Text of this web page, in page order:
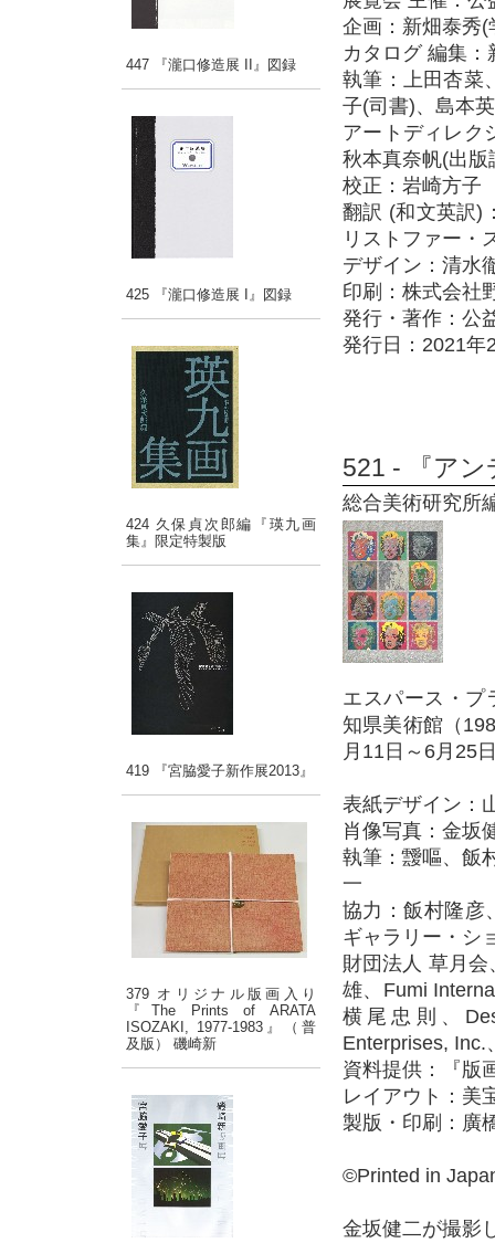
447 『瀧口修造展 II』図録
425 『瀧口修造展 I』図録
424 久保貞次郎編『瑛九画
集』限定特製版
419 『宮脇愛子新作展2013』
379 オリジナル版画入り
『The Prints of ARATA
ISOZAKI, 1977-1983』（普
及版） 磯崎新
企画：新畑泰秀
カタログ 編集
執筆：上田杏菜
子(司書)、島本
アートディレク
秋本真奈帆(出版
校正：岩崎方子
翻訳 (和文英訳)
リストファー・
デザイン：清水
印刷：株式会社
発行・著作：公
発行日：2021年
521 - 『ア
総合美術研究所
エスパース・プ
知県美術館（
月11日～6月25
表紙デザイン：
肖像写真：金坂
執筆：靉嘔、飯
一
協力：飯村隆彦
ギャラリー・シ
財団法人 草月
雄、Fumi
横尾忠則、
Enterprises, Inc.
資料提供：『版
レイアウト：美
製版・印刷：廣
©Printed in
金坂健二が撮影